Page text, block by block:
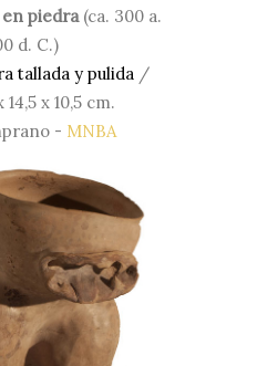
piedra(ca. 300 a.
d. C.)
tallada y pulida/
x 10,5 cm.
- MNBA